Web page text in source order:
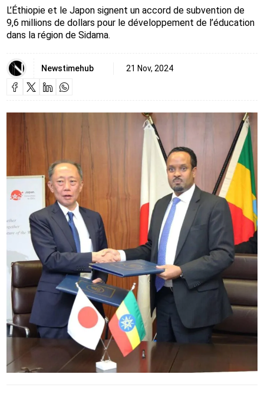
L’Éthiopie et le Japon signent un accord de subvention de
9,6 millions de dollars pour le développement de l’éducation
dans la région de Sidama.
Newstimehub 21 Nov, 2024